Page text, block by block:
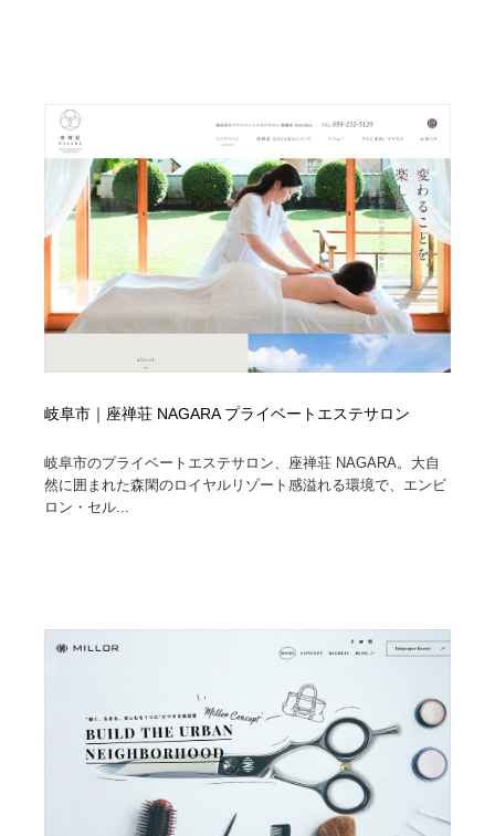
岐阜市｜座禅荘 NAGARA プライベートエステサロン
岐阜市のプライベートエステサロン、座禅荘 NAGARA。大自
然に囲まれた森閑のロイヤルリゾート感溢れる環境で、エンビ
ロン・セル...